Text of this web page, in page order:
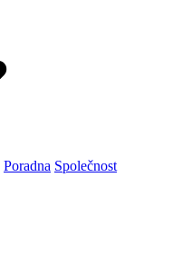
Poradna Společnost